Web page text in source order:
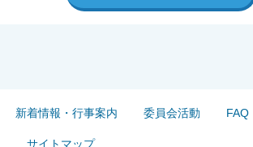
新着情報・行事案内 委員会活動 FAQ
サイトマップ